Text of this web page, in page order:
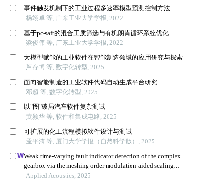
事件触发机制下的工业过程多速率模型预测控制方法
杨翊卓 等, 广东工业大学学报, 2022
基于pc-saft的混合工质筛选与有机朗肯循环系统优化
梁俊伟 等, 广东工业大学学报, 2022
大模型赋能的工业软件在智能制造领域的应用研究与探索
芦存博 等, 数字化转型, 2025
面向智能制造的工业软件代码自动生成平台研究
邓超 等, 数字化转型, 2025
以"图"破局汽车软件复杂测试
黄颍华 等, 软件和集成电路, 2025
可扩展的化工流程模拟软件设计与测试
孟平洧 等, 厦门大学学报（自然科学版）, 2025
Weak time-varying fault indicator detection of the complex
gearbox via the meshing order modulation-aided scaling
reassigning chirplet transform
Applied Acoustics, 2025